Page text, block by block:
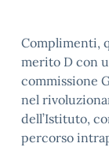
Complimenti,
merito D con
commissione
nel
dell’Istituto,
percorso